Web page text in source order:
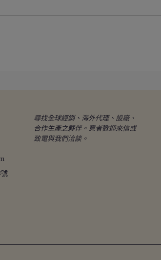
尋找全球經銷、海外代理、設廠、
合作生產之夥伴。意者歡迎來信或
致電與我們洽談。